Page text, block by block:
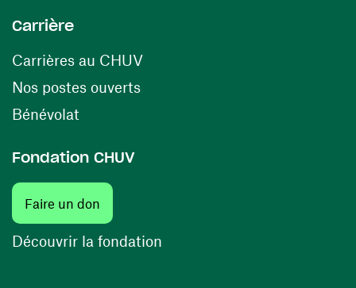
Carrière
Carrières au CHUV(ouvre une nouvelle fenêtre)
Nos postes ouverts(ouvre une nouvelle fenêtre)
Bénévolat
Fondation CHUV
Faire un don
Découvrir la fondation